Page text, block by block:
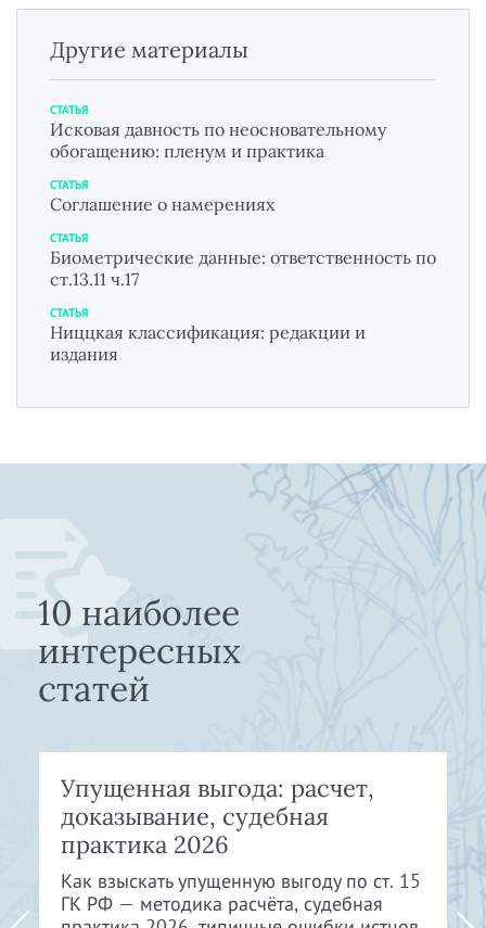
Другие материалы
СТАТЬЯ
Исковая давность по неосновательному
обогащению: пленум и практика
СТАТЬЯ
Соглашение о намерениях
СТАТЬЯ
Биометрические данные: ответственность по
ст.13.11 ч.17
СТАТЬЯ
Ниццкая классификация: редакции и
издания
10 наиболее
интересных
статей
Упущенная выгода: расчет,
доказывание, судебная
практика 2026
Как взыскать упущенную выгоду по ст. 15
ГК РФ — методика расчёта, судебная